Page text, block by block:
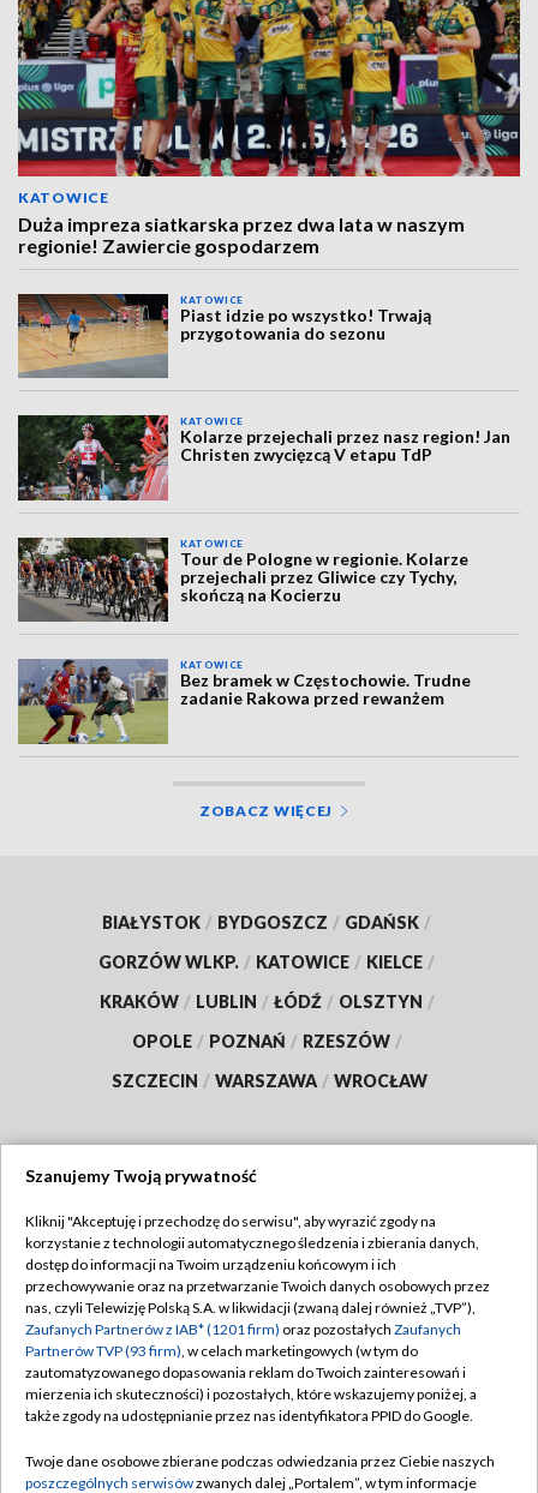
KATOWICE
Duża impreza siatkarska przez dwa lata w naszym
regionie! Zawiercie gospodarzem
KATOWICE
Piast idzie po wszystko! Trwają
przygotowania do sezonu
KATOWICE
Kolarze przejechali przez nasz region! Jan
Christen zwycięzcą V etapu TdP
KATOWICE
Tour de Pologne w regionie. Kolarze
przejechali przez Gliwice czy Tychy,
skończą na Kocierzu
KATOWICE
Bez bramek w Częstochowie. Trudne
zadanie Rakowa przed rewanżem
ZOBACZ WIĘCEJ
BIAŁYSTOK / BYDGOSZCZ / GDAŃSK /
GORZÓW WLKP. / KATOWICE / KIELCE /
KRAKÓW / LUBLIN / ŁÓDŹ / OLSZTYN /
OPOLE / POZNAŃ / RZESZÓW /
SZCZECIN / WARSZAWA / WROCŁAW
TVP
Abonament TVP
Emisja w TVP
Centrum informacji TVP
Naziemna Telewizja Cyfrowa
Rada Programowa
Regulamin TVP
Polityka prywatności
Moje zgody
Pomoc
Kontakt
Szanujemy Twoją prywatność
Kliknij "Akceptuję i przechodzę do serwisu", aby wyrazić zgody na
korzystanie z technologii automatycznego śledzenia i zbierania danych,
dostęp do informacji na Twoim urządzeniu końcowym i ich
przechowywanie oraz na przetwarzanie Twoich danych osobowych przez
nas, czyli Telewizję Polską S.A. w likwidacji (zwaną dalej również „TVP”),
Zaufanych Partnerów z IAB* (1201 firm) oraz pozostałych Zaufanych
Partnerów TVP (93 firm), w celach marketingowych (w tym do
zautomatyzowanego dopasowania reklam do Twoich zainteresowań i
mierzenia ich skuteczności) i pozostałych, które wskazujemy poniżej, a
także zgody na udostępnianie przez nas identyfikatora PPID do Google.
Twoje dane osobowe zbierane podczas odwiedzania przez Ciebie naszych
poszczególnych serwisówzwanych dalej „Portalem”, w tym informacje